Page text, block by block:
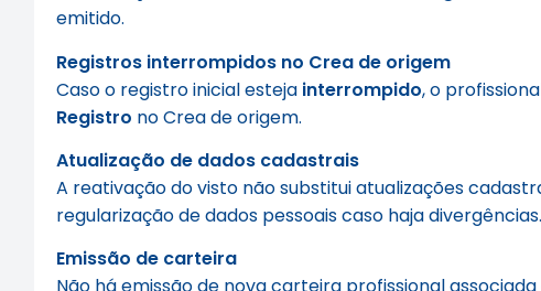
emitido.
Registros interrompidos no Crea de origem
Caso o registro inicial esteja interrompido, o
Registro no Crea de origem.
Atualização de dados cadastrais
A reativação do visto não substitui atualizações
regularização de dados pessoais caso haja divergências.
Emissão de carteira